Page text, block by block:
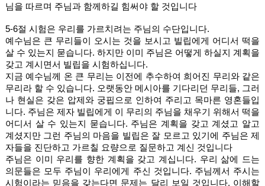
님을 따르며 주님과 함께하길 힘써야 할 것입니다
5-6절 시험은 우리를 가르치려는 주님의 수단입니다.
예수님은 큰 무리들이 오시는 것을 보시고 빌립에게 어디서 떡을
살 수 있는지 묻습니다. 하지만 이미 주님은 어떻게 하실지 계획을
갖고 계시면서 빌립을 시험하십니다.
지금 예수님께 온 큰 무리는 이전에 추수하여 희어진 무리와 같은
무리라 할 수 있습니다. 오랫동안 메시아를 기다리던 무리들, 그러
나 현실은 갖은 압제와 궁핍으로 인하여 주리고 목마른 영혼들입
니다. 주님은 제자 빌립에게 이 무리의 주님을 채우기 위해서 떡을
어디서 살 수 있는지 묻습니다. 주님은 계획을 갖고 계셨고 알고
계셨지만 그런 주님의 마음을 빌립은 잘 모르고 있기에 주님은 제
자들을 진단하고 가르칠 요량으로 질문하고 계신 것입니다
주님은 이미 우리를 향한 계획을 갖고 계십니다. 우리 삶에 드는
의문들은 모두 주님이 우리에게 주신 것입니다. 주님께서 주시는
시험이라는 믿음을 갖는다면 문제는 달리 보일 것입니다. 이해할